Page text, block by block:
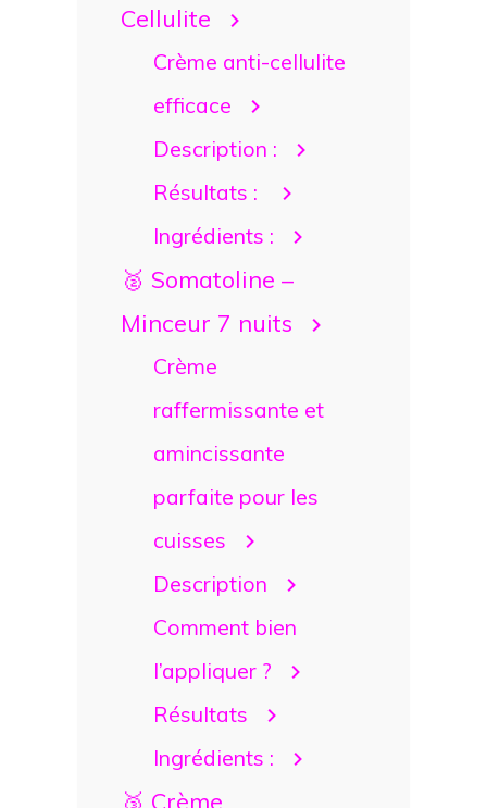
Cellulite
Crème anti-cellulite
efficace
Description :
Résultats :
Ingrédients :
🥈 Somatoline –
Minceur 7 nuits
Crème
raffermissante et
amincissante
parfaite pour les
cuisses
Description
Comment bien
l’appliquer ?
Résultats
Ingrédients :
🥉 Crème